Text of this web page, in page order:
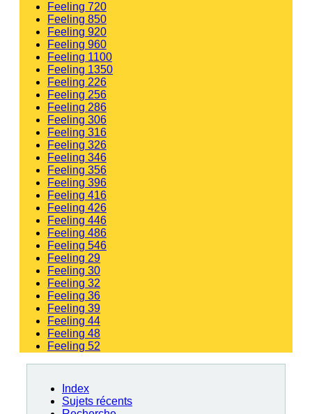
Feeling 720
Feeling 850
Feeling 920
Feeling 960
Feeling 1100
Feeling 1350
Feeling 226
Feeling 256
Feeling 286
Feeling 306
Feeling 316
Feeling 326
Feeling 346
Feeling 356
Feeling 396
Feeling 416
Feeling 426
Feeling 446
Feeling 486
Feeling 546
Feeling 29
Feeling 30
Feeling 32
Feeling 36
Feeling 39
Feeling 44
Feeling 48
Feeling 52
Index
Sujets récents